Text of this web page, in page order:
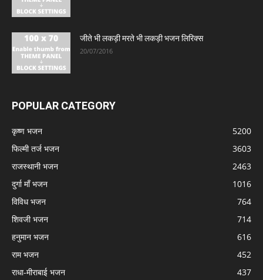
जीते भी लकड़ी मरते भी लकड़ी भजन लिरिक्स
20/07/2016
POPULAR CATEGORY
कृष्ण भजन
5200
फिल्मी तर्ज भजन
3603
राजस्थानी भजन
2463
दुर्गा माँ भजन
1016
विविध भजन
764
शिवजी भजन
714
हनुमान भजन
616
राम भजन
452
राधा-मीराबाई भजन
437